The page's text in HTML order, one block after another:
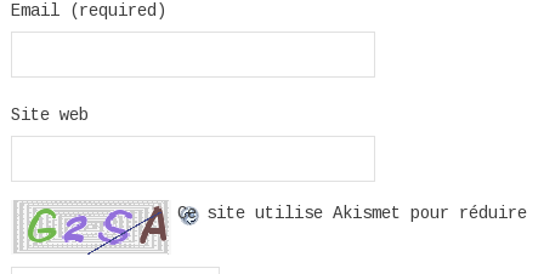
Email (required)
Site web
Ce site utilise Akismet pour réduire